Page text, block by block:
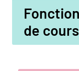
de